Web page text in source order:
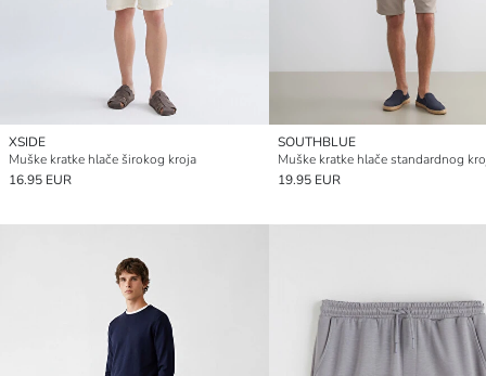
XSIDE
Muške kratke hlače širokog kroja
16.95 EUR
SOUTHBLUE
Muške kratke hlače standardnog
19.95 EUR